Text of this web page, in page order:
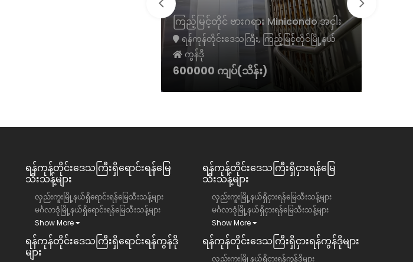
ကြည့်မြင့်တိုင် ဗားဂရား Minicondo အငှါး
ရန်ကုန်တိုင်းဒေသကြီး, ကြည့်မြင့်တိုင်မြို့နယ်
ကွန်ဒို
600000 ကျပ်(သိန်း)
ရန်ကုန်တိုင်းဒေသကြီး​ရှိရောင်းရန်မြေ
သီးသန့်များ
လှည်းကူးမြို့နယ်ရှိရောင်းရန်မြေသီးသန့်များ
မင်္ဂလာဒုံမြို့နယ်ရှိရောင်းရန်မြေသီးသန့်များ
Show More
ရန်ကုန်တိုင်းဒေသကြီး​ရှိရောင်းရန်ကွန်ဒို
များ
ရန်ကုန်တိုင်းဒေသကြီး​​ရှိငှားရန်မြေ
သီးသန့်များ
လှည်းကူးမြို့နယ်ရှိငှားရန်မြေသီးသန့်များ
မင်္ဂလာဒုံမြို့နယ်ရှိငှားရန်မြေသီးသန့်များ
Show More
ရန်ကုန်တိုင်းဒေသကြီး​​ရှိငှားရန်ကွန်ဒိုများ
လှည်းကူးမြို့နယ်ရှိငှားရန်ကွန်ဒိုများ